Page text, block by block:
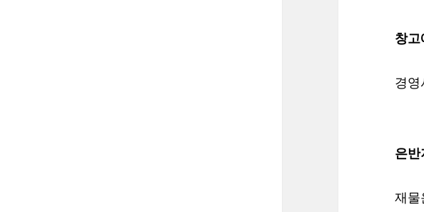
창
경
은
재물